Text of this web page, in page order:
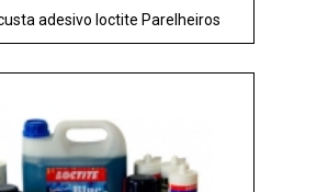
adesivo loctite Parelheiros